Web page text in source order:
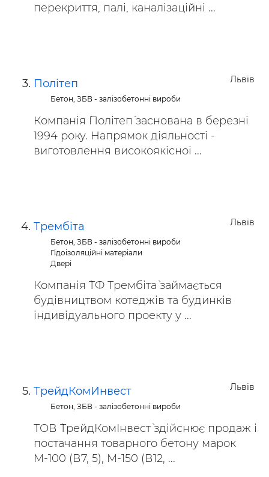
перекриття, палі, каналізаційні ...
Львів
Політеп
Бетон, ЗБВ - залізобетонні вироби
Компанія `Політеп` заснована в березні
1994 року. Напрямок діяльності -
виготовлення високоякісної ...
Львів
Трембіта
Бетон, ЗБВ - залізобетонні вироби
Гідоізоляційні матеріали
Двері
Компанія `ТФ Трембіта` займається
будівництвом котеджів та будинків
індивідуального проекту у ...
Львів
ТрейдКомИнвест
Бетон, ЗБВ - залізобетонні вироби
ТОВ `ТрейдКомІнвест` здійснює продаж і
постачання товарного бетону марок
М-100 (В7, 5), М-150 (В12, ...